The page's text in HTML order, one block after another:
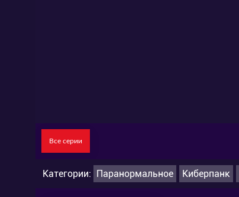
Все серии
Категории: Паранормальное Киберпанк